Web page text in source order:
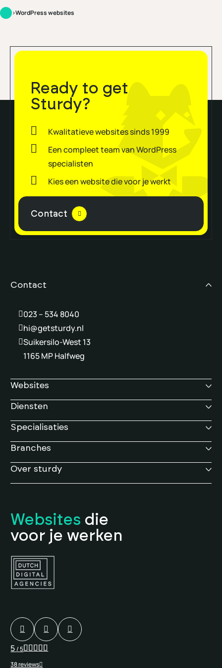
>WordPress websites
Ready to get
Sturdy?
Kwalitatieve websites sinds 1999
Een compleet team van WordPress
specialisten
Kies een website die voor je werkt
Contact
Contact
023 – 534 8040
hi@getsturdy.nl
Suikersilo-West 13
1165 MP Halfweg
Websites
Diensten
Specialisaties
Branches
Over sturdy
Websites die
voor je werken
5/ 5
38 reviews